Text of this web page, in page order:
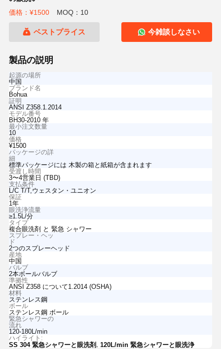
価格：¥1500 MOQ：10
ベストプライス 今雑談しなさい
製品の説明
起源の場所
中国
ブランド名
Bohua
証明
ANSI Z358.1.2014
モデル番号
BH30-2010 年
最小注文数量
10
価格
¥1500
パッケージの詳
細
標準パッケージには 木製の箱と紙箱が含まれます
受渡し時間
3〜4営業日 (TBD)
支払条件
L/C T/T,ウェスタン・ユニオン
保証
1年
眼洗浄流量
≥1.5L/分
タイプ
複合眼洗剤 と 緊急 シャワー
スプレー・ヘッ
ド
2つのスプレーヘッド
産地
中国
バルブ
2本ボールバルブ
準拠性
ANSI Z358 について1.2014 (OSHA)
材料
ステンレス鋼
ボール
ステンレス鋼 ボール
緊急シャワーの
流れ
120-180L/min
ハイライト:
SS 304 緊急シャワーと眼洗剤
120L/min 緊急シャワーと眼洗浄